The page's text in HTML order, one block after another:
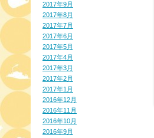
2017年9月
2017年8月
2017年7月
2017年6月
2017年5月
2017年4月
2017年3月
2017年2月
2017年1月
2016年12月
2016年11月
2016年10月
2016年9月